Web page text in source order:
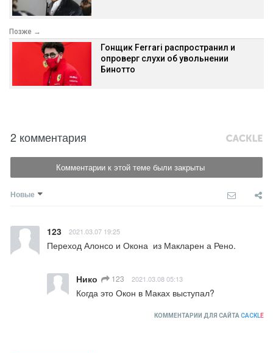
Позже →
Гонщик Ferrari распространил и
опроверг слухи об увольнении
Бинотто
2 комментария
Комментарии к этой теме были закрыты
Новые
123 2021.03.07 19:25
Переход Алонсо и Окона  из Макларен а Рено.
Нико 123 2021.03.08 05:13
Когда это Окон в Маках выступал?
КОММЕНТАРИИ ДЛЯ САЙТА CACKLE